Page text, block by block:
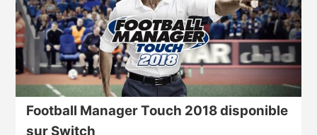
Football Manager Touch 2018 disponible
sur Switch